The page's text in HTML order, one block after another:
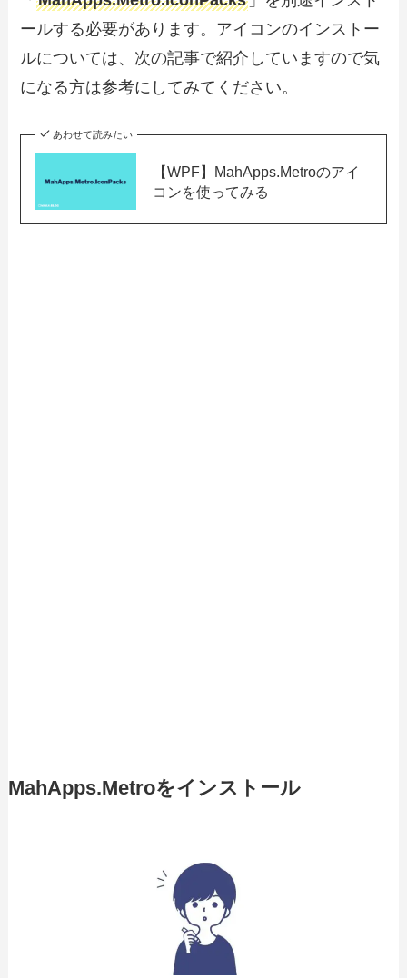
ールする必要があります。アイコンのインストー
ルについては、次の記事で紹介していますので気
になる方は参考にしてみてください。
あわせて読みたい
【WPF】MahApps.Metroのアイ
コンを使ってみる
MahApps.Metroをインストール